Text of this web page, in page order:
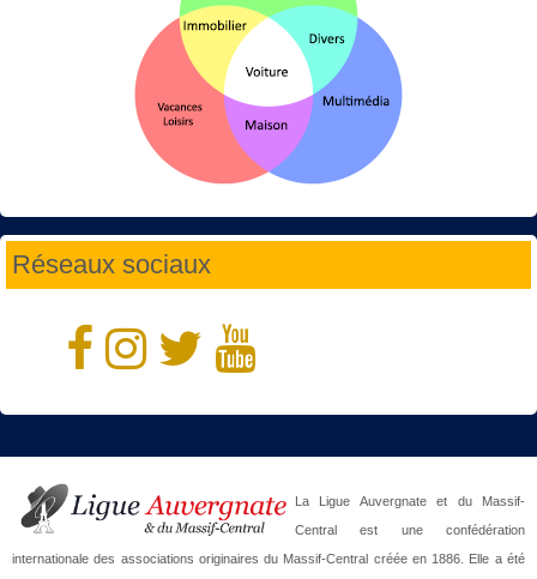
Réseaux sociaux
La Ligue Auvergnate et du Massif-
Central est une confédération
internationale des associations originaires du Massif-Central créée en 1886. Elle a été